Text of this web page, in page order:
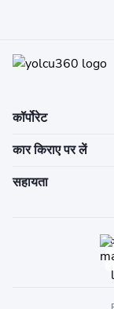
कॉर्पोरेट
कार किराए पर लें
सहायता